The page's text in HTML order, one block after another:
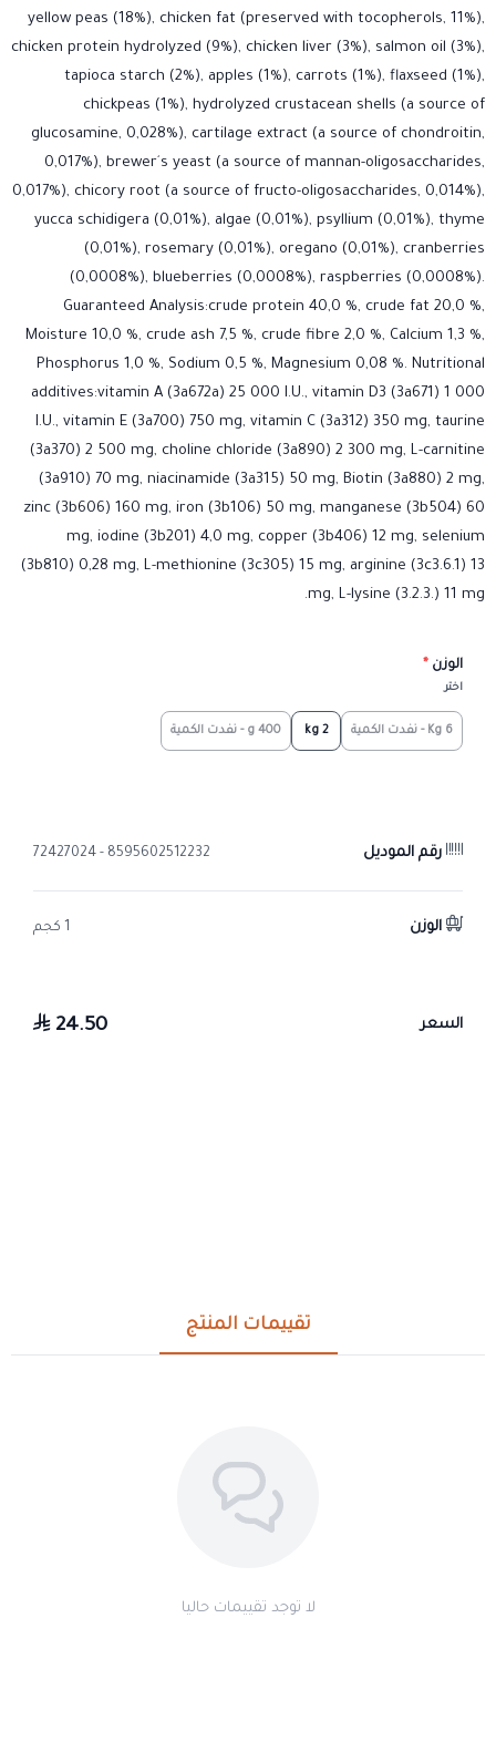
yellow peas (18%), chicken fat (preserved with tocopherols, 11%),
chicken protein hydrolyzed (9%), chicken liver (3%), salmon oil (3%),
tapioca starch (2%), apples (1%), carrots (1%), flaxseed (1%),
chickpeas (1%), hydrolyzed crustacean shells (a source of
glucosamine, 0,028%), cartilage extract (a source of chondroitin,
0,017%), brewer´s yeast (a source of mannan-oligosaccharides,
0,017%), chicory root (a source of fructo-oligosaccharides, 0,014%),
yucca schidigera (0,01%), algae (0,01%), psyllium (0,01%), thyme
(0,01%), rosemary (0,01%), oregano (0,01%), cranberries
(0,0008%), blueberries (0,0008%), raspberries (0,0008%).
Guaranteed Analysis:crude protein 40,0 %, crude fat 20,0 %,
Moisture 10,0 %, crude ash 7,5 %, crude fibre 2,0 %, Calcium 1,3 %,
Phosphorus 1,0 %, Sodium 0,5 %, Magnesium 0,08 %. Nutritional
additives:vitamin A (3a672a) 25 000 I.U., vitamin D3 (3a671) 1 000
I.U., vitamin E (3a700) 750 mg, vitamin C (3a312) 350 mg, taurine
(3a370) 2 500 mg, choline chloride (3a890) 2 300 mg, L-carnitine
(3a910) 70 mg, niacinamide (3a315) 50 mg, Biotin (3a880) 2 mg,
zinc (3b606) 160 mg, iron (3b106) 50 mg, manganese (3b504) 60
mg, iodine (3b201) 4,0 mg, copper (3b406) 12 mg, selenium
(3b810) 0,28 mg, L-methionine (3c305) 15 mg, arginine (3c3.6.1) 13
mg, L-lysine (3.2.3.) 11 mg.
الوزن *
اختر
6 Kg - نفدت الكمية 2 kg 400 g - نفدت الكمية
رقم الموديل 8595602512232 - 72427024
الوزن 1 كجم
السعر 24.50
تقييمات المنتج
لا توجد تقييمات حاليا